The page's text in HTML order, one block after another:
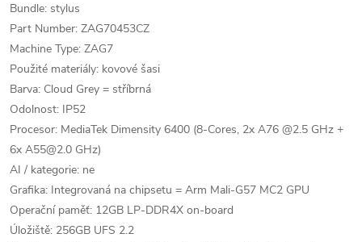
Bundle: stylus
Part Number: ZAG70453CZ
Machine Type: ZAG7
Použité materiály: kovové šasi
Barva: Cloud Grey = stříbrná
Odolnost: IP52
Procesor: MediaTek Dimensity 6400 (8-Cores, 2x A76 @2.5 GHz +
6x A55@2.0 GHz)
AI / kategorie: ne
Grafika: Integrovaná na chipsetu = Arm Mali-G57 MC2 GPU
Operační paměť: 12GB LP-DDR4X on-board
Úložiště: 256GB UFS 2.2